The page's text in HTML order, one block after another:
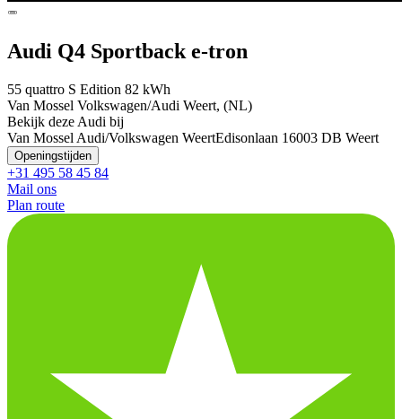
Audi Q4 Sportback e-tron
55 quattro S Edition 82 kWh
Van Mossel Volkswagen/Audi Weert, (NL)
Bekijk deze Audi bij
Van Mossel Audi/Volkswagen WeertEdisonlaan 16003 DB Weert
Openingstijden
+31 495 58 45 84
Mail ons
Plan route